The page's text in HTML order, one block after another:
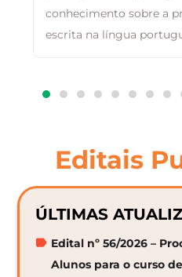
conhecimento sobre a
escrita na língua
Editais
ÚLTIMAS
Edital nº 56/2026 –
Alunos para o curso